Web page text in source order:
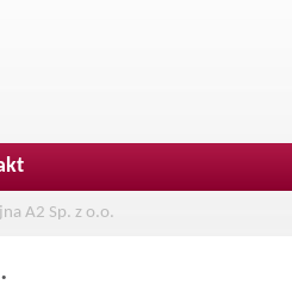
A2 Sp. z o.o.